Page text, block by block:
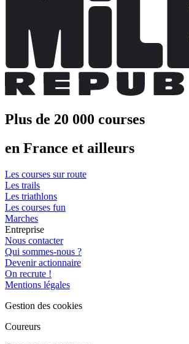
Plus de 20 000 courses
en France et ailleurs
Les courses sur route
Les trails
Les triathlons
Les courses fun
Marches
Entreprise
Nous contacter
Qui sommes-nous ?
Devenir actionnaire
On recrute !
Mentions légales
Gestion des cookies
Coureurs